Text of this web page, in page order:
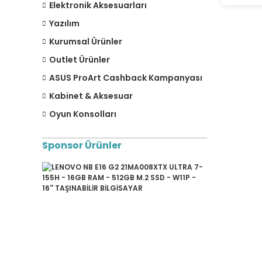
Elektronik Aksesuarları
Yazılım
Kurumsal Ürünler
Outlet Ürünler
ASUS ProArt Cashback Kampanyası
Kabinet & Aksesuar
Oyun Konsolları
Sponsor Ürünler